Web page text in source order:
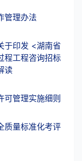
管理办法
于印发 <湖南省
程工程咨询招标
读
可管理实施细则
质量标准化考评